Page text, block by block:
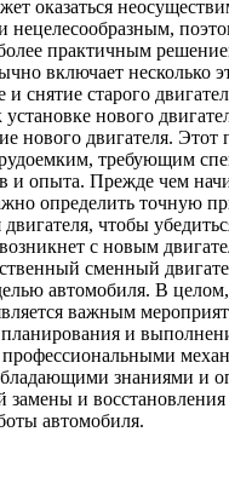
оказаться
нецелесообразным,
практичным
включает несколько
и снятие старого
нового
нового двигателя. Этот
требующим
и опыта. Прежде чем
определить точную
чтобы
с новым
сменный
автомобиля. В целом,
важным
планирования и
профессиональными
знаниями и
замены и восстановления
автомобиля.